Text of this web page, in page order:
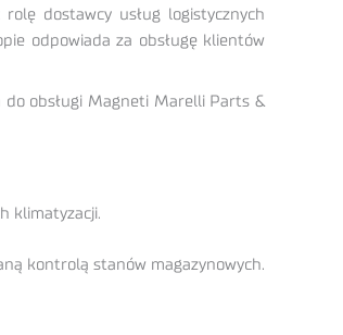
dostawcy usług logistycznych
odpowiada za obsługę klientów
obsługi Magneti Marelli Parts &
klimatyzacji.
kontrolą stanów magazynowych.